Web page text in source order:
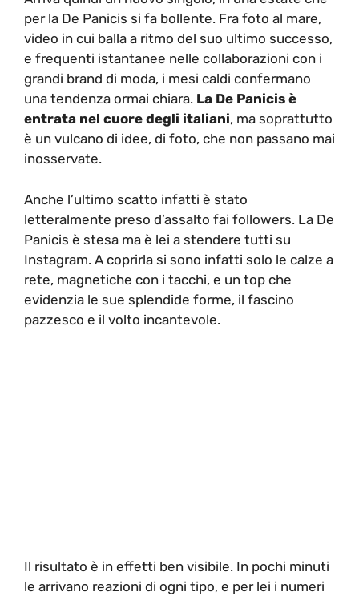
per la De Panicis si fa bollente. Fra foto al mare,
video in cui balla a ritmo del suo ultimo successo,
e frequenti istantanee nelle collaborazioni con i
grandi brand di moda, i mesi caldi confermano
una tendenza ormai chiara. La De Panicis è
entrata nel cuore degli italiani, ma soprattutto
è un vulcano di idee, di foto, che non passano mai
inosservate.
Anche l’ultimo scatto infatti è stato
letteralmente preso d’assalto fai followers. La De
Panicis è stesa ma è lei a stendere tutti su
Instagram. A coprirla si sono infatti solo le calze a
rete, magnetiche con i tacchi, e un top che
evidenzia le sue splendide forme, il fascino
pazzesco e il volto incantevole.
Il risultato è in effetti ben visibile. In pochi minuti
le arrivano reazioni di ogni tipo, e per lei i numeri